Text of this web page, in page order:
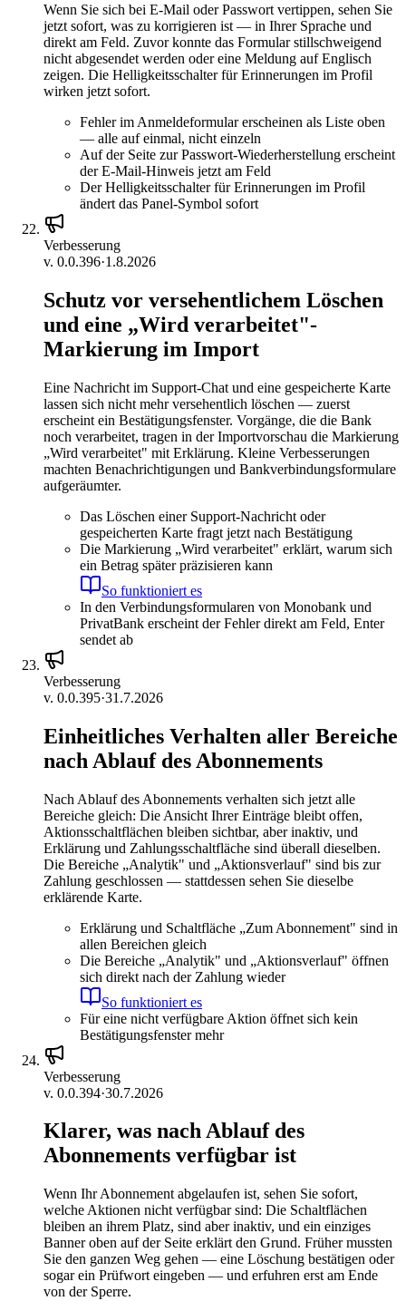
Wenn Sie sich bei E-Mail oder Passwort vertippen, sehen Sie
jetzt sofort, was zu korrigieren ist — in Ihrer Sprache und
direkt am Feld. Zuvor konnte das Formular stillschweigend
nicht abgesendet werden oder eine Meldung auf Englisch
zeigen. Die Helligkeitsschalter für Erinnerungen im Profil
wirken jetzt sofort.
Fehler im Anmeldeformular erscheinen als Liste oben
— alle auf einmal, nicht einzeln
Auf der Seite zur Passwort-Wiederherstellung erscheint
der E-Mail-Hinweis jetzt am Feld
Der Helligkeitsschalter für Erinnerungen im Profil
ändert das Panel-Symbol sofort
Verbesserung
v. 0.0.396·1.8.2026
Schutz vor versehentlichem Löschen
und eine „Wird verarbeitet"-
Markierung im Import
Eine Nachricht im Support-Chat und eine gespeicherte Karte
lassen sich nicht mehr versehentlich löschen — zuerst
erscheint ein Bestätigungsfenster. Vorgänge, die die Bank
noch verarbeitet, tragen in der Importvorschau die Markierung
„Wird verarbeitet" mit Erklärung. Kleine Verbesserungen
machten Benachrichtigungen und Bankverbindungsformulare
aufgeräumter.
Das Löschen einer Support-Nachricht oder
gespeicherten Karte fragt jetzt nach Bestätigung
Die Markierung „Wird verarbeitet" erklärt, warum sich
ein Betrag später präzisieren kann
So funktioniert es
In den Verbindungsformularen von Monobank und
PrivatBank erscheint der Fehler direkt am Feld, Enter
sendet ab
Verbesserung
v. 0.0.395·31.7.2026
Einheitliches Verhalten aller Bereiche
nach Ablauf des Abonnements
Nach Ablauf des Abonnements verhalten sich jetzt alle
Bereiche gleich: Die Ansicht Ihrer Einträge bleibt offen,
Aktionsschaltflächen bleiben sichtbar, aber inaktiv, und
Erklärung und Zahlungsschaltfläche sind überall dieselben.
Die Bereiche „Analytik" und „Aktionsverlauf" sind bis zur
Zahlung geschlossen — stattdessen sehen Sie dieselbe
erklärende Karte.
Erklärung und Schaltfläche „Zum Abonnement" sind in
allen Bereichen gleich
Die Bereiche „Analytik" und „Aktionsverlauf" öffnen
sich direkt nach der Zahlung wieder
So funktioniert es
Für eine nicht verfügbare Aktion öffnet sich kein
Bestätigungsfenster mehr
Verbesserung
v. 0.0.394·30.7.2026
Klarer, was nach Ablauf des
Abonnements verfügbar ist
Wenn Ihr Abonnement abgelaufen ist, sehen Sie sofort,
welche Aktionen nicht verfügbar sind: Die Schaltflächen
bleiben an ihrem Platz, sind aber inaktiv, und ein einziges
Banner oben auf der Seite erklärt den Grund. Früher mussten
Sie den ganzen Weg gehen — eine Löschung bestätigen oder
sogar ein Prüfwort eingeben — und erfuhren erst am Ende
von der Sperre.